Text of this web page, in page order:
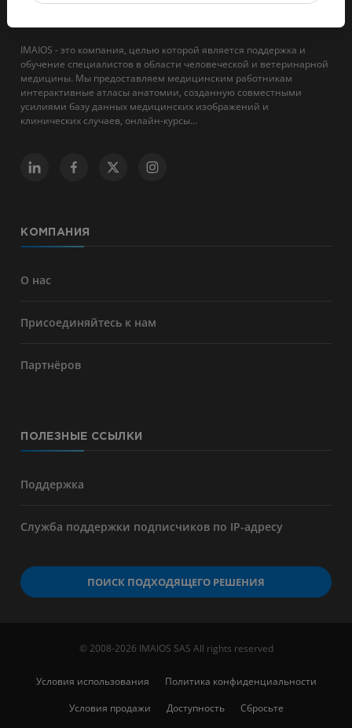
IMAIOS - это компания, целью которой является поддержка и
обучение специалистов в области человеческой и ветеринарной
медицины. Мы предоставляем медицинским работникам
интерактивные атласы анатомии, созданную совместными
усилиями базу данных медицинских изображений и
клинических случаев, онлайн-курсы...
КОМПАНИЯ
О нас
Присоединяйтесь к нам
Партнёров
ПОЛЕЗНЫЕ ССЫЛКИ
Поддержка
Служба поддержки подписчиков по IP-адресу
ПОИСК ПОДХОДЯЩЕГО РЕШЕНИЯ
© 2008-2026 IMAIOS SAS All rights reserved
Условия использования
Политика конфиденциальности
Условия продажи
Доступность Сбросьте